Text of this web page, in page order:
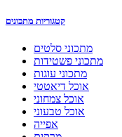
קטגוריות מתכונים
מתכוני סלטים
מתכוני פשטידות
מתכוני עוגות
אוכל דיאטטי
אוכל צמחוני
אוכל טבעוני
אפייה